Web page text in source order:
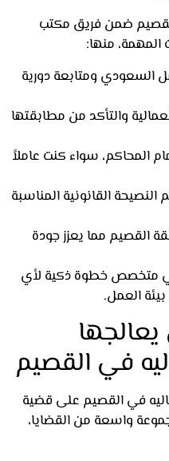
ضمن فريق مكتب
منها:
ومتابعة دورية
والتأكد من مطابقتها
سواء كنت عاملاً
القانونية المناسبة
مما يعزز جودة
خطوة ذكية لأي
في القصيم
في القصيم على قضية
من القضايا،